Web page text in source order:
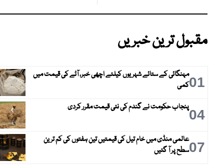
مقبول ترین خبریں
01مہنگائی کے ستائے شہریوں کیلئے اچھی خبر، آٹے کی قیمت میں
کمی
04پنجاب حکومت نے گندم کی نئی قیمت مقرر کردی
07عالمی منڈی میں خام تیل کی قیمتیں تین ہفتوں کی کم ترین
سطح پر آ گئیں